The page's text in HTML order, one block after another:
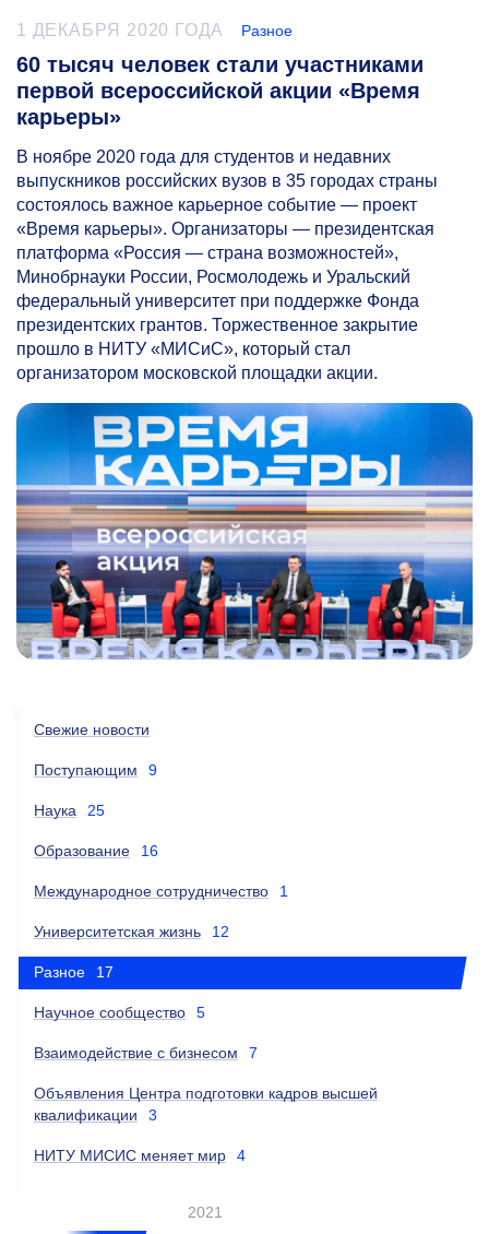
1 ДЕКАБРЯ 2020 ГОДА Разное
60 тысяч человек стали участниками
первой всероссийской акции «Время
карьеры»
В ноябре 2020 года для студентов и недавних
выпускников российских вузов в 35 городах страны
состоялось важное карьерное событие — проект
«Время карьеры». Организаторы — президентская
платформа «Россия — страна возможностей»,
Минобрнауки России, Росмолодежь и Уральский
федеральный университет при поддержке Фонда
президентских грантов. Торжественное закрытие
прошло в НИТУ «МИСиС», который стал
организатором московской площадки акции.
Свежие новости
Поступающим 9
Наука 25
Образование 16
Международное сотрудничество 1
Университетская жизнь 12
Разное 17
Научное сообщество 5
Взаимодействие с бизнесом 7
Объявления Центра подготовки кадров высшей
квалификации
3
НИТУ МИСИС меняет мир 4
2021